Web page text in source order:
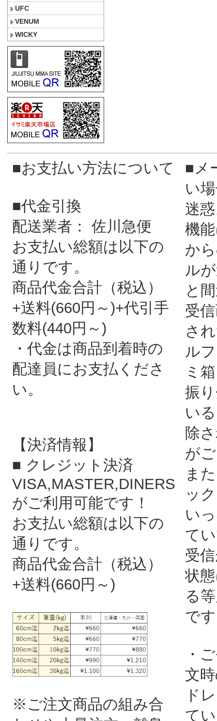
UFC
VENUM
WICKY
■お支払い方法について
■代金引換
配送業者： 佐川急便
お支払い総額は以下の
通りです。
商品代金合計（税込）
+送料(660円～)+代引手
数料(440円～)
・代金は商品到着時の
配達員にお支払くださ
い。
【決済情報】
■ クレジット決済
VISA,MASTER,DINERS
がご利用可能です！
お支払い総額は以下の
通りです。
商品代金合計（税込）
+送料(660円～)
※ご注文商品の組み合
■メ
い
迷
機
か
ル
と
受
さ
ル
ミ
振
い
除
が
ま
ッ
い
て
受
状
る
で
・
文
ド
て